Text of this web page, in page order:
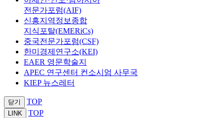
전문가포럼(AIF)
신흥지역정보종합
지식포탈(EMERiCs)
중국전문가포럼(CSF)
한미경제연구소(KEI)
EAER 영문학술지
APEC 연구센터 컨소시엄 사무국
KIEP 뉴스레터
닫기 TOP
LINK TOP